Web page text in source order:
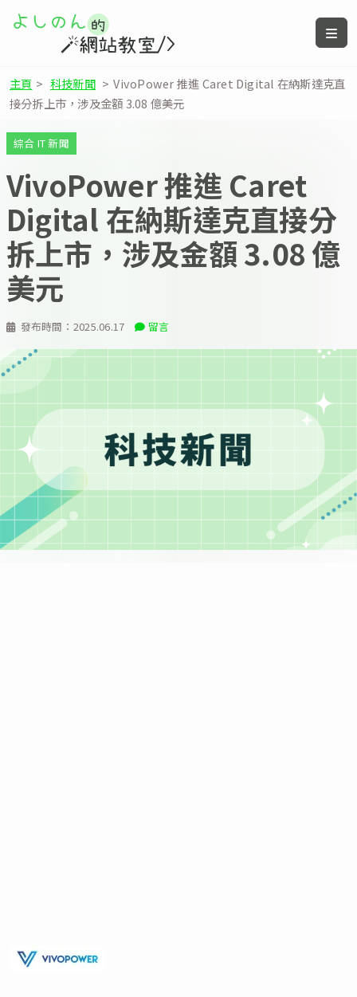
主頁 > 科技新聞 > VivoPower 推進 Caret Digital 在納斯達克直
接分拆上市，涉及金額 3.08 億美元
發布時間： 2025.06.17 留言
綜合 IT 新聞
VivoPower 推進 Caret
Digital 在納斯達克直接分
拆上市，涉及金額 3.08 億
美元